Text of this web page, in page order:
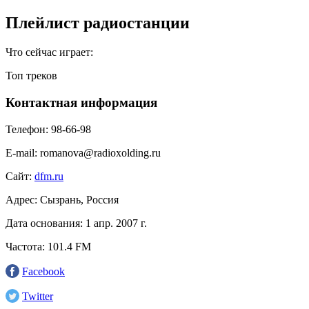
Плейлист радиостанции
Что сейчас играет:
Топ треков
Контактная информация
Телефон: 98-66-98
E-mail: romanova@radioxolding.ru
Сайт: dfm.ru
Адрес: Сызрань, Россия
Дата основания: 1 апр. 2007 г.
Частота: 101.4 FM
Facebook
Twitter